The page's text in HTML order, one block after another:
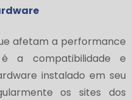
afetam a performance
a compatibilidade e
instalado em seu
os sites dos